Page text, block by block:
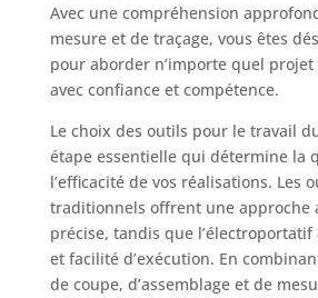
opérations d’atelier et aux projets
outil pratique pour les menuisiers,
les ingénieurs. Portable et facile
petite taille, il peut être facilement
boîte à outils sans occuper beaucoup
surface lisse est facile à
Avec une compréhension
mesure et de traçage, vous êtes
pour aborder n’importe quel
avec confiance et compétence.
Le choix des outils pour le travail
étape essentielle qui détermine la
l’efficacité de vos réalisations. Les
traditionnels offrent une approche
précise, tandis que
et facilité d’exécution. En
de coupe, d’assemblage et de